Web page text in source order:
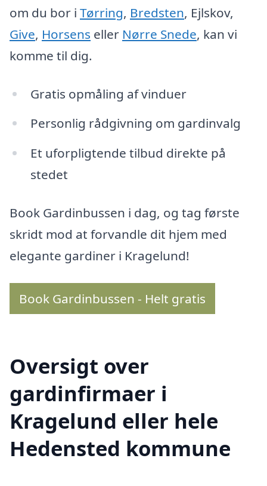
om du bor i Tørring, Bredsten, Ejlskov,
Give, Horsens eller Nørre Snede, kan vi
komme til dig.
Gratis opmåling af vinduer
Personlig rådgivning om gardinvalg
Et uforpligtende tilbud direkte på
stedet
Book Gardinbussen i dag, og tag første
skridt mod at forvandle dit hjem med
elegante gardiner i Kragelund!
Book Gardinbussen - Helt gratis
Oversigt over
gardinfirmaer i
Kragelund eller hele
Hedensted kommune